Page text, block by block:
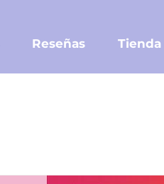
Reseñas Tienda